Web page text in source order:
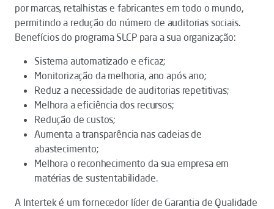
por marcas, retalhistas e fabricantes em todo o mundo,
permitindo a redução do número de auditorias sociais.
Benefícios do programa SLCP para a sua organização:
Sistema automatizado e eficaz;
Monitorização da melhoria, ano após ano;
Reduz a necessidade de auditorias repetitivas;
Melhora a eficiência dos recursos;
Redução de custos;
Aumenta a transparência nas cadeias de
abastecimento;
Melhora o reconhecimento da sua empresa em
matérias de sustentabilidade.
A Intertek é um fornecedor líder de Garantia de Qualidade